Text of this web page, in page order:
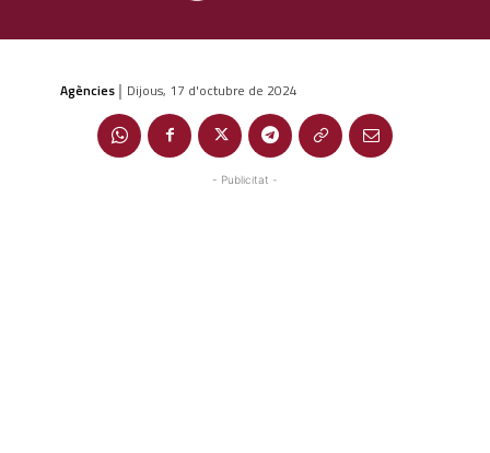
Agències | Dijous, 17 d'octubre de 2024
- Publicitat -